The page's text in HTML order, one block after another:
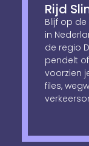
Rijd
Blijf op
in
de regio
pendelt
voorzien
files,